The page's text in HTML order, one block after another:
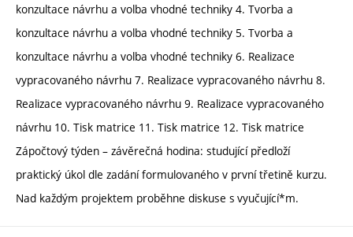
konzultace návrhu a volba vhodné techniky 4. Tvorba a
konzultace návrhu a volba vhodné techniky 5. Tvorba a
konzultace návrhu a volba vhodné techniky 6. Realizace
vypracovaného návrhu 7. Realizace vypracovaného návrhu 8.
Realizace vypracovaného návrhu 9. Realizace vypracovaného
návrhu 10. Tisk matrice 11. Tisk matrice 12. Tisk matrice
Zápočtový týden – závěrečná hodina: studující předloží
praktický úkol dle zadání formulovaného v první třetině kurzu.
Nad každým projektem proběhne diskuse s vyučující*m.